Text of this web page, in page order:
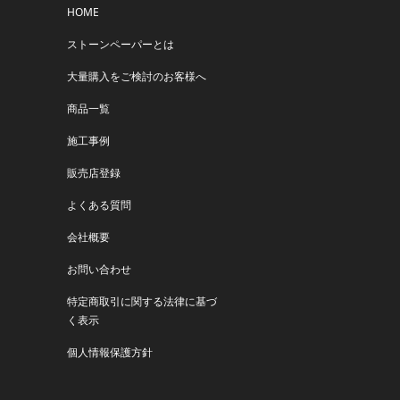
HOME
ストーンペーパーとは
大量購入をご検討のお客様へ
商品一覧
施工事例
販売店登録
よくある質問
会社概要
お問い合わせ
特定商取引に関する法律に基づ
く表示
個人情報保護方針